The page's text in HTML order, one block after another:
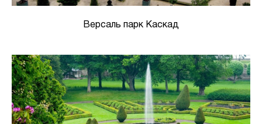
Версаль парк Каскад